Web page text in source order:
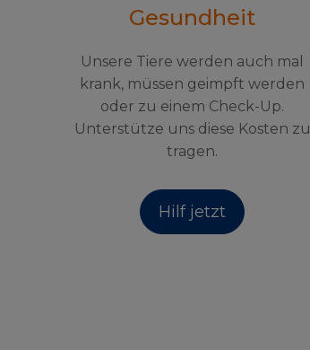
Gesundheit
Unsere Tiere werden auch mal
krank, müssen geimpft werden
oder zu einem Check-Up.
Unterstütze uns diese Kosten zu
tragen.
Hilf jetzt